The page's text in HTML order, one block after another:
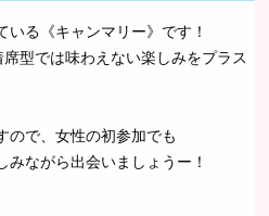
る《キャンマリー》です！
型では味わえない楽しみをプラス
ので、女性の初参加でも
ながら出会いましょうー！